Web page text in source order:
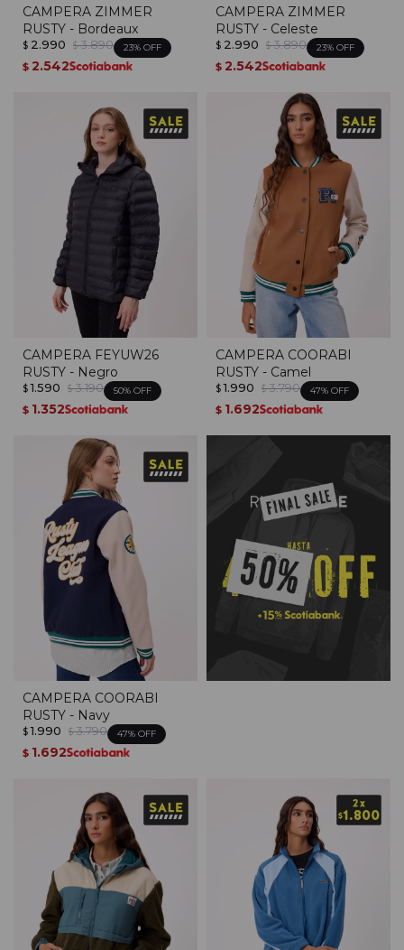
CAMPERA ZIMMER
RUSTY - Bordeaux
$ 2.990 $ 3.890 23
$ 2.542
CAMPERA ZIMMER
RUSTY - Celeste
$ 2.990 $ 3.890 23
$ 2.542
CAMPERA FEYUW26
RUSTY - Negro
$ 1.590 $ 3.190 50
$ 1.352
CAMPERA COORABI
RUSTY - Camel
$ 1.990 $ 3.790 47
$ 1.692
CAMPERA COORABI
RUSTY - Navy
$ 1.990 $ 3.790 47
$ 1.692